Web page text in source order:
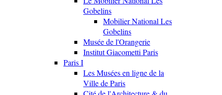
Gobelins
Mobilier National Les
Gobelins
Musée de l'Orangerie
Institut Giacometti Paris
Paris I
Les Musées en ligne de la
Ville de Paris